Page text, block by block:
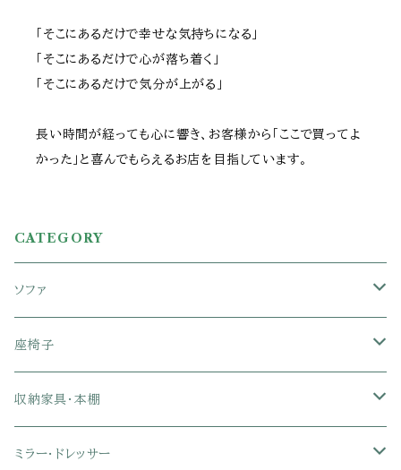
「そこにあるだけで幸せな気持ちになる」
「そこにあるだけで心が落ち着く」
「そこにあるだけで気分が上がる」
長い時間が経っても心に響き、お客様から「ここで買ってよ
かった」と喜んでもらえるお店を目指しています。
CATEGORY
ソファ
1人掛けソファ
2人掛けソファ
3人掛けソファ
座椅子
1人掛け座椅子
2人掛け座椅子
収納家具・本棚
カラーボックス
ミラー・ドレッサー